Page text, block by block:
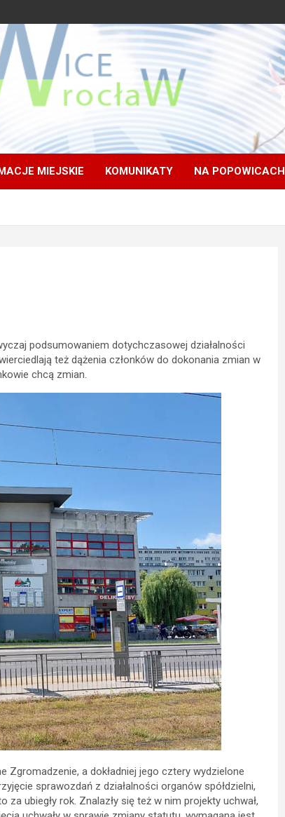
MIEJSKIE KOMUNIKATY NA POPOWICACH
podsumowaniem dotychczasowej działalności
też dążenia członków do dokonania zmian w
chcą zmian.
Zgromadzenie, a dokładniej jego cztery wydzielone
sprawozdań z działalności organów spółdzielni,
ubiegły rok. Znalazły się też w nim projekty uchwał,